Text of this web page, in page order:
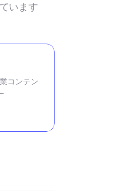
います
コンテン